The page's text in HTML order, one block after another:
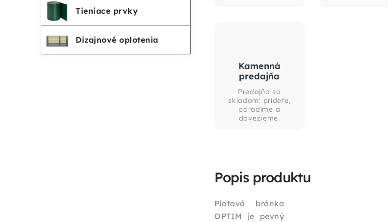
Tieniace prvky
Dizajnové oplotenia
Kamenná
predajňa
Predajňa so
skladom: prídete,
poradíme a
dovezieme.
Popis produktu
Plotová bránka
OPTIM je pevný